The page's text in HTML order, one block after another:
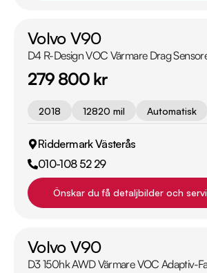
Volvo V90
D4 R-Design VOC Värmare Drag
279 800 kr
2018 12820 mil Automatisk
Riddermark Västerås
010-108 52 29
Önskar du få detaljbilder och
Volvo V90
D3 150hk AWD Värmare VOC Adaptiv-